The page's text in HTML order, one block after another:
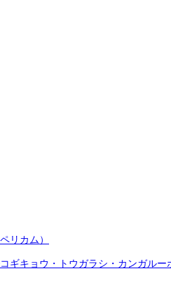
リカム）
ギキョウ・トウガラシ・カンガルー